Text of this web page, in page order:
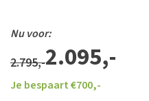
Nu voor:
2.795,-2.095,-
Je bespaart €700,-